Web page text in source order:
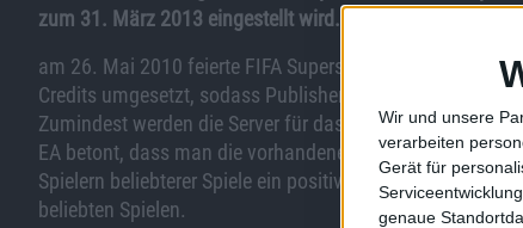
Wir und unsere
verarbeiten
Gerät für
genaue
zum 31. März 2013 eingestellt wird. Damit darf das
am 26. Mai 2010 feierte FIFA Superstars auf Facebook
Credits umgesetzt, sodass Publisher Electronic Arts
Zumindest werden die Server für das Facebook-Spiel
EA betont, dass man die vorhandenen Ressourcen
Spielern beliebterer Spiele ein positives Erlebnis zu
beliebten Spielen.